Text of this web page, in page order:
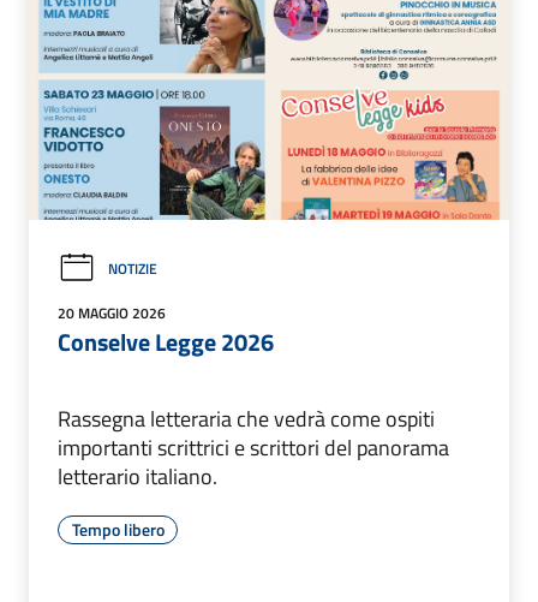
NOTIZIE
20 MAGGIO 2026
Conselve Legge 2026
Rassegna letteraria che vedrà come ospiti
importanti scrittrici e scrittori del panorama
letterario italiano.
Tempo libero